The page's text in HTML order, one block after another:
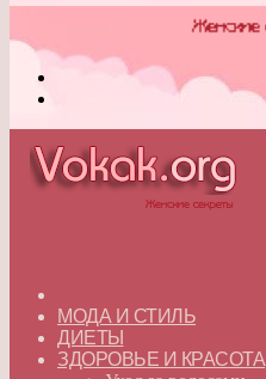
МОДА И СТИЛЬ
ДИЕТЫ
ЗДОРОВЬЕ И КРАСОТА